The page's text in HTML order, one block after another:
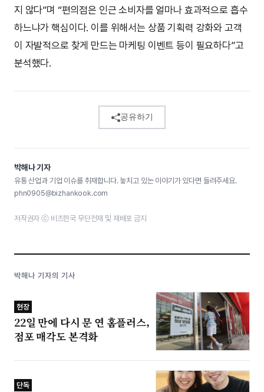
지 않다”며 “편의점은 인근 소비자를 얼마나 효과적으로 흡수
하느냐가 핵심이다. 이를 위해서는 상품 기획력 강화와 고객
이 자발적으로 찾게 만드는 마케팅 이벤트 등이 필요하다”고
분석했다.
공유하기
박해나 기자
유통 산업과 기업 이슈를 취재합니다. 놓치고 있는 이야기가 있다면 들려주세요.
phn0905@bizhankook.com
저작권자 ⓒ 비즈한국 무단전재 및 재배포 금지
박해나 기자의 기사
현장
22일 만에 다시 문 연 홈플러스,
점포 매각도 본격화
단독